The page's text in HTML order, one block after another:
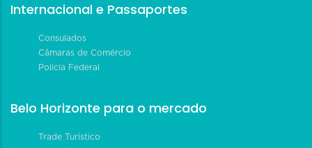
Internacional e Passaportes
Consulados
Câmaras de Comércio
Polícia Federal
Belo Horizonte para o mercado
Trade Turístico